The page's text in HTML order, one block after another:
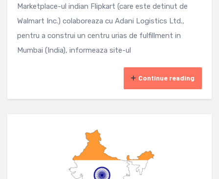
Marketplace-ul indian Flipkart (care este detinut de
Walmart Inc.) colaboreaza cu Adani Logistics Ltd.,
pentru a construi un centru urias de fulfillment in
Mumbai (India), informeaza site-ul
Continue reading